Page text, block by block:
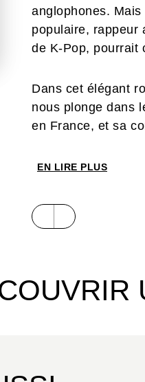
anglophones.
populaire, rappeur
de K-Pop, pourrait
Dans cet élégant
nous plonge dans
en France, et sa
EN LIRE PLUS